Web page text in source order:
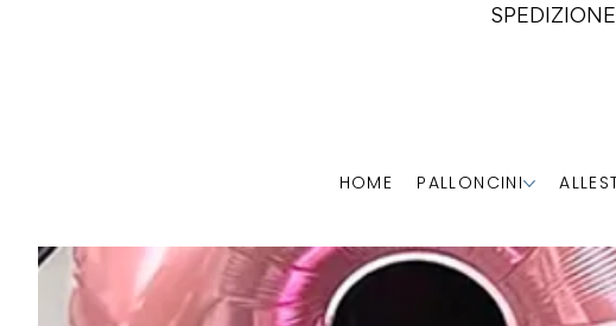
HOME PALLONCINI